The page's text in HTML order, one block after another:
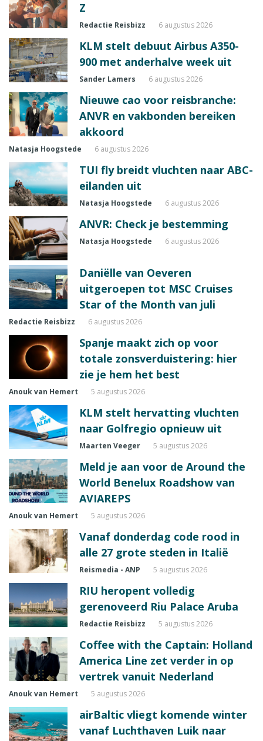
Z
Redactie Reisbizz 6 augustus 2026
KLM stelt debuut Airbus A350-
900 met anderhalve week uit
Sander Lamers 6 augustus 2026
Nieuwe cao voor reisbranche:
ANVR en vakbonden bereiken
akkoord
Natasja Hoogstede 6 augustus 2026
TUI fly breidt vluchten naar ABC-
eilanden uit
Natasja Hoogstede 6 augustus 2026
ANVR: Check je bestemming
Natasja Hoogstede 6 augustus 2026
Daniëlle van Oeveren
uitgeroepen tot MSC Cruises
Star of the Month van juli
Redactie Reisbizz 6 augustus 2026
Spanje maakt zich op voor
totale zonsverduistering: hier
zie je hem het best
Anouk van Hemert 5 augustus 2026
KLM stelt hervatting vluchten
naar Golfregio opnieuw uit
Maarten Veeger 5 augustus 2026
Meld je aan voor de Around the
World Benelux Roadshow van
AVIAREPS
Anouk van Hemert 5 augustus 2026
Vanaf donderdag code rood in
alle 27 grote steden in Italië
Reismedia - ANP 5 augustus 2026
RIU heropent volledig
gerenoveerd Riu Palace Aruba
Redactie Reisbizz 5 augustus 2026
Coffee with the Captain: Holland
America Line zet verder in op
vertrek vanuit Nederland
Anouk van Hemert 5 augustus 2026
airBaltic vliegt komende winter
vanaf Luchthaven Luik naar